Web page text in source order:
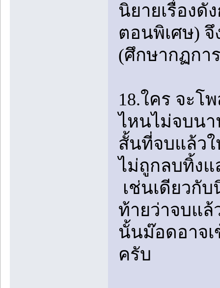
นิยายเรื่องดั
ตอนพิเศษ)
(ศึกษากฏกา
18.ใคร จะโ
ไหนไม่จบนา
สั้นที่จบแล้ว
ไม่ถูกลบทิ้งแ
เช่นเดียวกั
ท้ายว่าจบแล้
นั้นม๊อดอาจ
ครับ